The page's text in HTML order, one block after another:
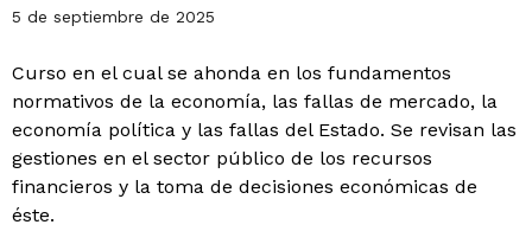
5 de septiembre de 2025
Curso en el cual se ahonda en los fundamentos
normativos de la economía, las fallas de mercado, la
economía política y las fallas del Estado. Se revisan las
gestiones en el sector público de los recursos
financieros y la toma de decisiones económicas de
éste.